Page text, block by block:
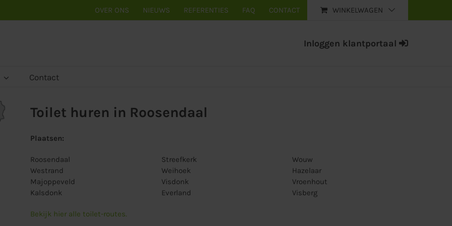
OVER ONS NIEUWS REFERENTIES FAQ CONTACT WINKELWAGEN
Inloggen klantportaal
Contact
Toilet huren in Roosendaal
Plaatsen:
Roosendaal
Westrand
Majoppeveld
Kalsdonk
Streefkerk
Weihoek
Visdonk
Everland
Wouw
Hazelaar
Vroenhout
Visberg
Bekijk hier alle toilet-routes.